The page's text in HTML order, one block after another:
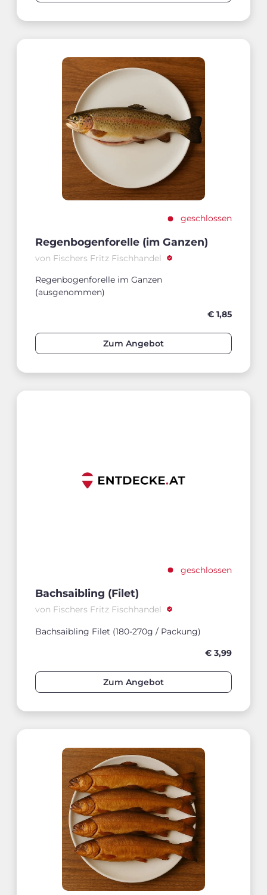
geschlossen
Regenbogenforelle (im Ganzen)
von Fischers Fritz Fischhandel
Regenbogenforelle im Ganzen
(ausgenommen)
€ 1,85
Zum Angebot
geschlossen
Bachsaibling (Filet)
von Fischers Fritz Fischhandel
Bachsaibling Filet (180-270g / Packung)
€ 3,99
Zum Angebot